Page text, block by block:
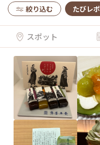
絞り込む たびレポ
スポット